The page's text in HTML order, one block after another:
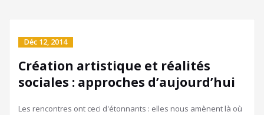
Déc 12, 2014
Création artistique et réalités
sociales : approches d’aujourd’hui
Les rencontres ont ceci d'étonnants : elles nous amènent là où